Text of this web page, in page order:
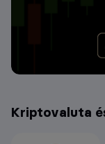
Kriptovaluta